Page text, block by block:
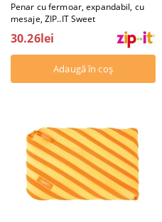
Penar cu fermoar, expandabil, cu
mesaje, ZIP..IT Sweet
30.26lei